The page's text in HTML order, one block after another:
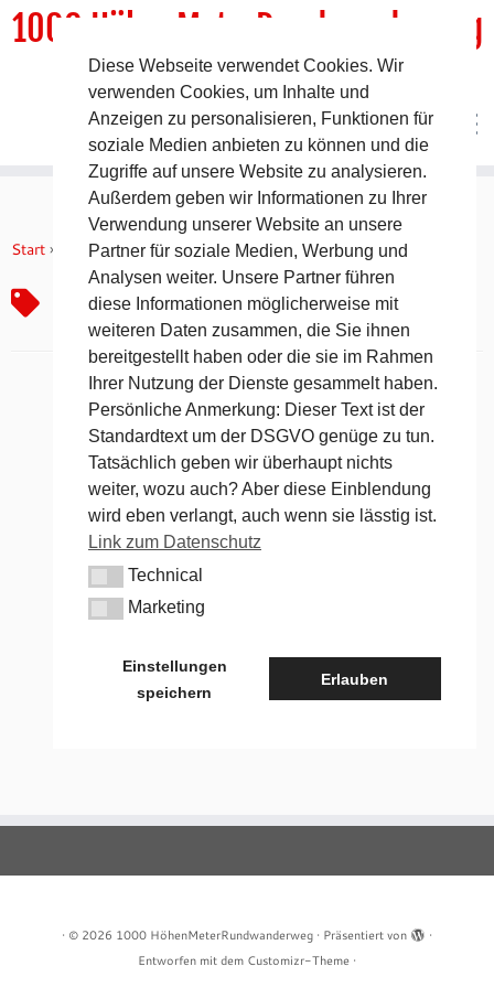
Inhalt
1000 HöhenMeterRundwanderweg
DER Rundwanderweg um Pommelsbrunn
Start » öffentliche Einrichtungen
öffentliche Einrichtungen
· © 2026 1000 HöhenMeterRundwanderweg · Präsentiert von
·
Entworfen mit dem Customizr-Theme ·
Diese Webseite verwendet Cookies. Wir
verwenden Cookies, um Inhalte und
Anzeigen zu personalisieren, Funktionen für
soziale Medien anbieten zu können und die
Zugriffe auf unsere Website zu analysieren.
Außerdem geben wir Informationen zu Ihrer
Verwendung unserer Website an unsere
Partner für soziale Medien, Werbung und
Analysen weiter. Unsere Partner führen
diese Informationen möglicherweise mit
weiteren Daten zusammen, die Sie ihnen
bereitgestellt haben oder die sie im Rahmen
Ihrer Nutzung der Dienste gesammelt haben.
Persönliche Anmerkung: Dieser Text ist der
Standardtext um der DSGVO genüge zu tun.
Tatsächlich geben wir überhaupt nichts
weiter, wozu auch? Aber diese Einblendung
wird eben verlangt, auch wenn sie lässtig ist.
Link zum Datenschutz
TechnicalTechnical
MarketingMarketing
Einstellungen
speichern
Erlauben